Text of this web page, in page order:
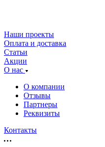
Наши проекты
Оплата и доставка
Статьи
Акции
О нас
О компании
Отзывы
Партнеры
Реквизиты
Контакты